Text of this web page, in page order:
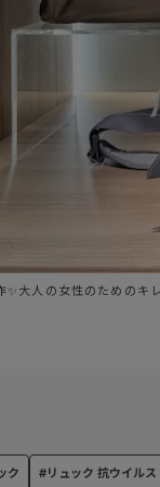
ク #リュック 抗ウイルス
✨大人の女性のためのキ